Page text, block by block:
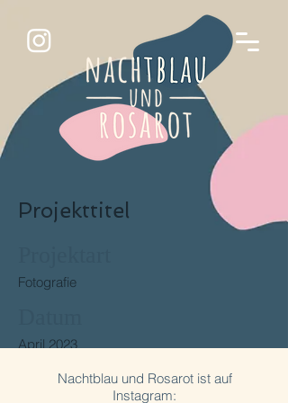
Projekttitel
Fotografie
April 2023
Hier kannst du dein Projekt beschreiben.
Gib einen kurzen Überblick oder gehe ins
Nachtblau und Rosarot ist auf
Instagram: